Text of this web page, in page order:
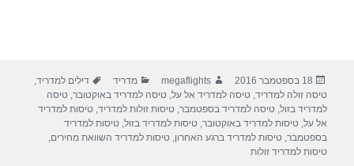
פורסם
בתאריך
18 בספטמבר 2016 מחבר
megaflights קטגוריות
מדריד תגיות
דילים למדריד,
טיסה זולה למדריד,טיסה למדריד אל על,טיסה למדריד באוקטובר,טיסה
למדריד בזול,טיסה למדריד בספטמבר,טיסות זולות למדריד,טיסות למדריד
אל על,טיסות למדריד באוקטובר,טיסות למדריד בזול,טיסות למדריד
בספטמבר,טיסות למדריד ברגע האחרון,טיסות למדריד השוואת מחירים,
טיסות למדריד זולות